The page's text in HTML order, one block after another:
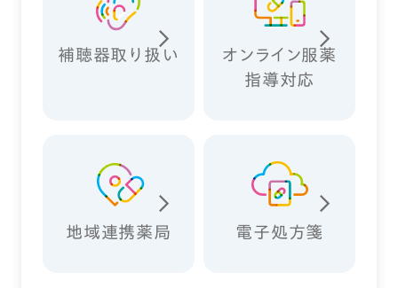
補聴器取り扱い
オンライン服薬
指導対応
地域連携薬局 電子処方箋